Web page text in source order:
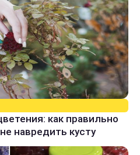
как правильно
навредить кусту